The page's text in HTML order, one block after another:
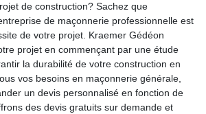
de construction? Sachez que
de maçonnerie professionnelle est
de votre projet. Kraemer Gédéon
projet en commençant par une étude
la durabilité de votre construction en
vos besoins en maçonnerie générale,
un devis personnalisé en fonction de
des devis gratuits sur demande et